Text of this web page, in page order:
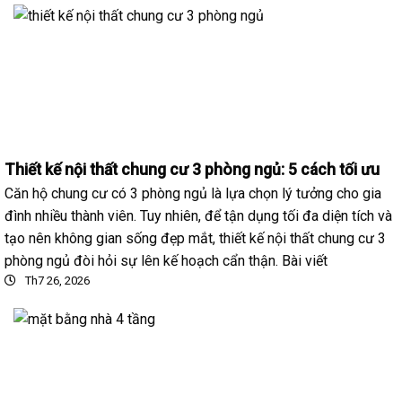
Thiết kế nội thất chung cư 3 phòng ngủ: 5 cách tối ưu
Căn hộ chung cư có 3 phòng ngủ là lựa chọn lý tưởng cho gia
đình nhiều thành viên. Tuy nhiên, để tận dụng tối đa diện tích và
tạo nên không gian sống đẹp mắt, thiết kế nội thất chung cư 3
phòng ngủ đòi hỏi sự lên kế hoạch cẩn thận. Bài viết
Th7 26, 2026